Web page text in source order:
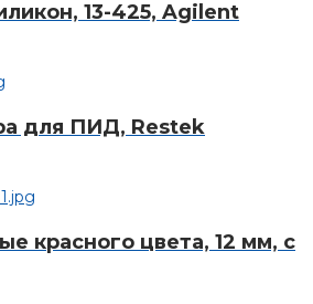
13-425, Agilent
для ПИД, Restek
красного цвета, 12 мм, с